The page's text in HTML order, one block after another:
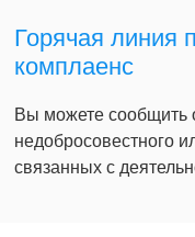
Горячая линия
комплаенс
Вы можете сообщить
недобросовестного
связанных с